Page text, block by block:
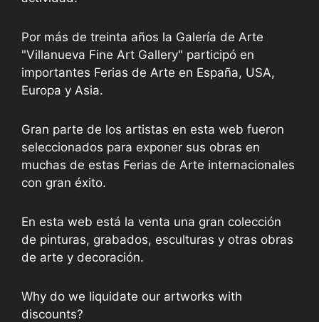
Por más de treinta años la Galería de Arte
"Villanueva Fine Art Gallery" participó en
importantes Ferias de Arte en España, USA,
Europa y Asia.
Gran parte de los artistas en esta web fueron
seleccionados para exponer sus obras en
muchas de estas Ferias de Arte internacionales
con gran éxito.
En esta web está la venta una gran colección
de pinturas, grabados, esculturas y otras obras
de arte y decoración.
Why do we liquidate our artworks with
discounts?